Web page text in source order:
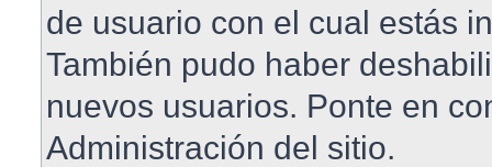
de usuario con el cual estás
También pudo haber
nuevos usuarios. Ponte en
Administración del sitio.